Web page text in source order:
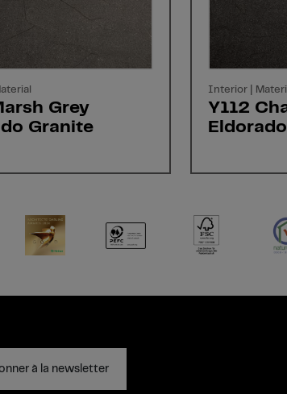
Grey
Granite
Interior |
Y112
à la newsletter